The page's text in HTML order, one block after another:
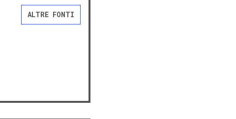
ALTRE FONTI